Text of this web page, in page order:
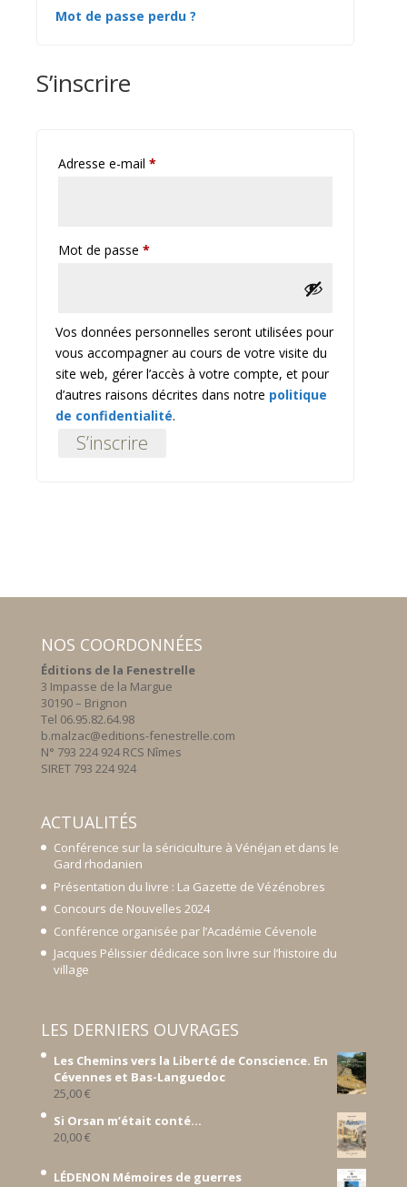
Mot de passe perdu ?
S’inscrire
Adresse e-mail *Obligatoire
Mot de passe *Obligatoire
Vos données personnelles seront utilisées pour
vous accompagner au cours de votre visite du
site web, gérer l’accès à votre compte, et pour
d’autres raisons décrites dans notre politique
de confidentialité.
S’inscrire
NOS COORDONNÉES
Éditions de la Fenestrelle
3 Impasse de la Margue
30190 – Brignon
Tel 06.95.82.64.98
b.malzac@editions-fenestrelle.com
N° 793 224 924 RCS Nîmes
SIRET 793 224 924
ACTUALITÉS
Conférence sur la sériciculture à Vénéjan et dans le
Gard rhodanien
Présentation du livre : La Gazette de Vézénobres
Concours de Nouvelles 2024
Conférence organisée par l’Académie Cévenole
Jacques Pélissier dédicace son livre sur l’histoire du
village
LES DERNIERS OUVRAGES
Les Chemins vers la Liberté de Conscience. En
Cévennes et Bas-Languedoc
25,00€
Si Orsan m’était conté...
20,00€
LÉDENON Mémoires de guerres